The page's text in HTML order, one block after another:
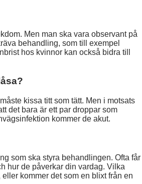
Men man ska vara observant på
behandling, som till exempel
hos kvinnor kan också bidra till
kissa titt som tätt. Men i motsats
det bara är ett par droppar som
kommer de akut.
som ska styra behandlingen. Ofta får
hur de påverkar din vardag. Vilka
kommer det som en blixt från en